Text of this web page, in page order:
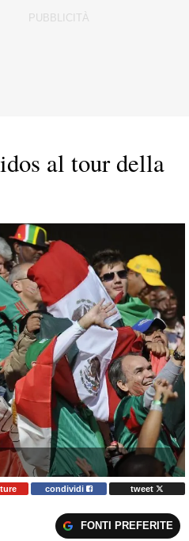
al tour della
condividi tweet
FONTI PREFERITE